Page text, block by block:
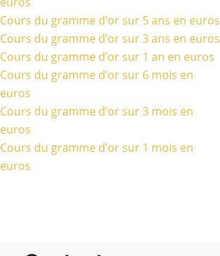
Cours du gramme d’or sur 5 ans en euros
Cours du gramme d’or sur 3 ans en euros
Cours du gramme d’or sur 1 an en euros
Cours du gramme d’or sur 6 mois en
euros
Cours du gramme d’or sur 3 mois en
euros
Cours du gramme d’or sur 1 mois en
euros